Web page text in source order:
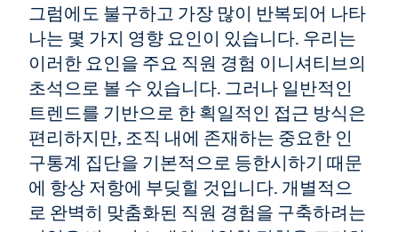
그럼에도 불구하고 가장 많이 반복되어 나타
나는 몇 가지 영향 요인이 있습니다. 우리는
이러한 요인을 주요 직원 경험 이니셔티브의
초석으로 볼 수 있습니다. 그러나 일반적인
트렌드를 기반으로 한 획일적인 접근 방식은
편리하지만, 조직 내에 존재하는 중요한 인
구통계 집단을 기본적으로 등한시하기 때문
에 항상 저항에 부딪힐 것입니다. 개별적으
로 완벽히 맞춤화된 직원 경험을 구축하려는